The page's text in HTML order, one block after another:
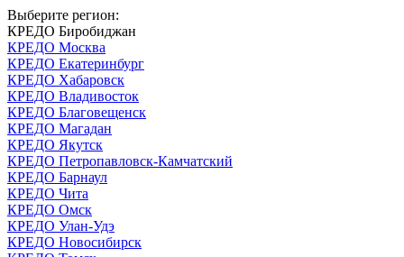
Выберите регион:
КРЕДО Биробиджан
КРЕДО Москва
КРЕДО Екатеринбург
КРЕДО Хабаровск
КРЕДО Владивосток
КРЕДО Благовещенск
КРЕДО Магадан
КРЕДО Якутск
КРЕДО Петропавловск-Камчатский
КРЕДО Барнаул
КРЕДО Чита
КРЕДО Омск
КРЕДО Улан-Удэ
КРЕДО Новосибирск